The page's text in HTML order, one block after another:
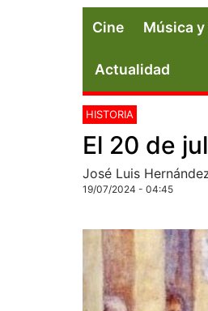
Cine Música
Actualidad
HISTORIA
El 20 de
José Luis
19/07/2024 - 04:45